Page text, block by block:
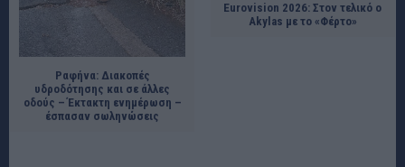
Ραφήνα: Διακοπές
υδροδότησης και σε άλλες
οδούς – Έκτακτη ενημέρωση –
έσπασαν σωληνώσεις
Eurovision 2026: Στον τελικό ο
Akylas με το «Φέρτο»